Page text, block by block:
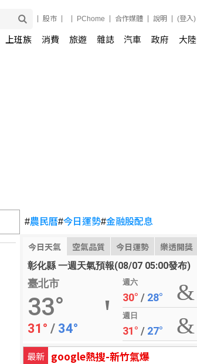
股市 PChome 合作媒體 說明 (登入)
上班族 消費 旅遊 雜誌 汽車 政府 大陸
#農民曆#今日運勢#金融股配息
今日天氣 空氣品質 今日運勢 樂透開獎
彰化縣 一週天氣預報(08/07 05:00發布)
臺北市
33°
31° / 34°
週六
30° / 28°
週日
31° / 27°
最新 google熱搜-新竹氣爆